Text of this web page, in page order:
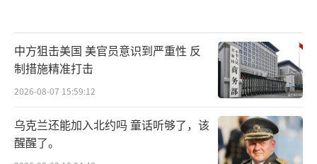
中方狙击美国 美官员意识到严重性 反
制措施精准打击
2026-08-07 15:59:12
乌克兰还能加入北约吗 童话听够了，该
醒醒了。